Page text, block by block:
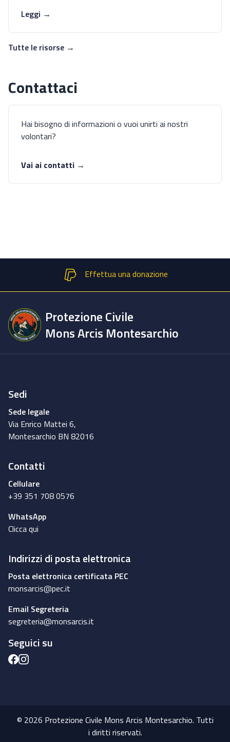
Leggi →
Tutte le risorse →
Contattaci
Hai bisogno di informazioni o vuoi unirti ai nostri
volontari?
Vai ai contatti →
Effettua una donazione
Protezione Civile
Mons Arcis Montesarchio
Sedi
Sede legale
Via Enrico Mattei 6,
Montesarchio BN 82016
Contatti
Cellulare
+39 351 708 0576
WhatsApp
Clicca qui
Indirizzi di posta elettronica
Posta elettronica certificata PEC
monsarcis@pec.it
Email Segreteria
segreteria@monsarcis.it
Seguici su
© 2026 Protezione Civile Mons Arcis Montesarchio. Tutti
i diritti riservati.